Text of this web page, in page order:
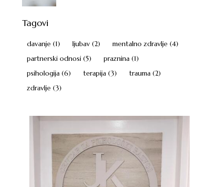
Tagovi
davanje (1) ljubav (2) mentalno zdravlje (4)
partnerski odnosi (5) praznina (1)
psihologija (6) terapija (3) trauma (2)
zdravlje (3)